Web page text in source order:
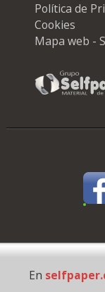
Política de
Cookies
Mapa web -
En